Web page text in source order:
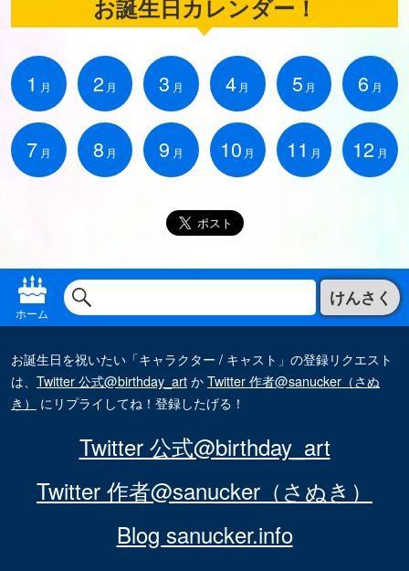
お誕生日カレンダー！
1 月 2 月 3 月 4 月 5 月 6 月
7 月 8 月 9 月 10 月 11 月 12 月
ホーム
けんさく
お誕生日を祝いたい「キャラクター / キャスト」の登録リクエスト
は、 Twitter 公式@birthday_artかTwitter 作者@sanucker（さぬ
き）
にリプライしてね！登録したげる！
Twitter 公式@birthday_art
Twitter 作者@sanucker（さぬき）
Blog sanucker.info